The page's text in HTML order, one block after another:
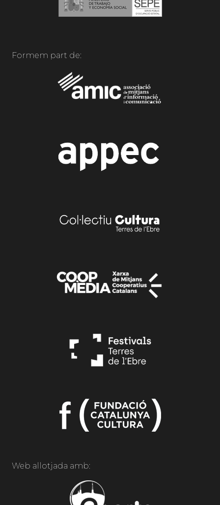
Formem part de:
Web allotjada amb: